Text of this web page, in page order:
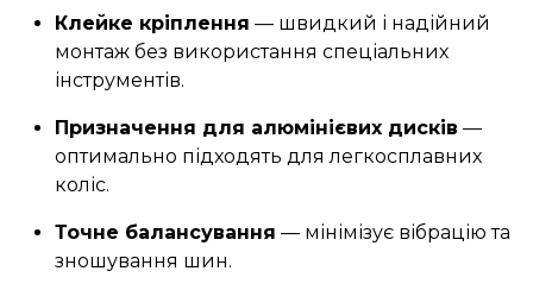
Клейке кріплення — швидкий і надійний
монтаж без використання спеціальних
інструментів.
Призначення для алюмінієвих дисків —
оптимально підходять для легкосплавних
коліс.
Точне балансування — мінімізує вібрацію та
зношування шин.